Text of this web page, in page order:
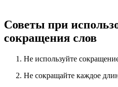
Советы при
сокращения слов
Не используйте
Не сокращайте каждое